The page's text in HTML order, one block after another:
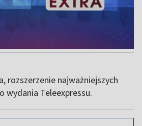
rozszerzenie najważniejszych
wydania Teleexpressu.